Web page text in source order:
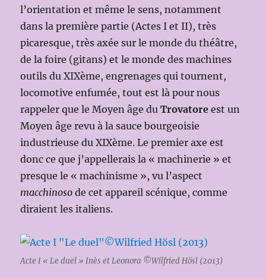
l’orientation et même le sens, notamment
dans la première partie (Actes I et II), très
picaresque, très axée sur le monde du théâtre,
de la foire (gitans) et le monde des machines
outils du XIXème, engrenages qui tournent,
locomotive enfumée, tout est là pour nous
rappeler que le Moyen âge duTrovatore est un
Moyen âge revu à la sauce bourgeoisie
industrieuse du XIXème. Le premier axe est
donc ce que j’appellerais la « machinerie » et
presque le « machinisme », vu l’aspect
macchinoso de cet appareil scénique, comme
diraient les italiens.
Acte I « Le duel » Inès et Leonora ©Wilfried Hösl (2013)